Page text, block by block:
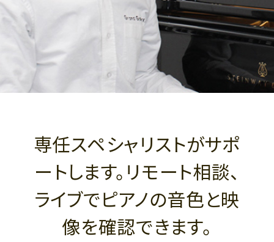
専任スペシャリストがサポ
ートします。リモート相談、
ライブでピアノの音色と映
像を確認できます。